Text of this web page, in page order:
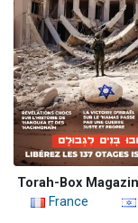
Torah-Box
France